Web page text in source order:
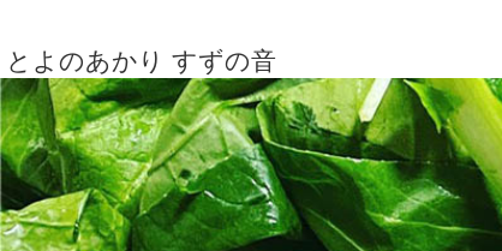
とよのあかり すずの音